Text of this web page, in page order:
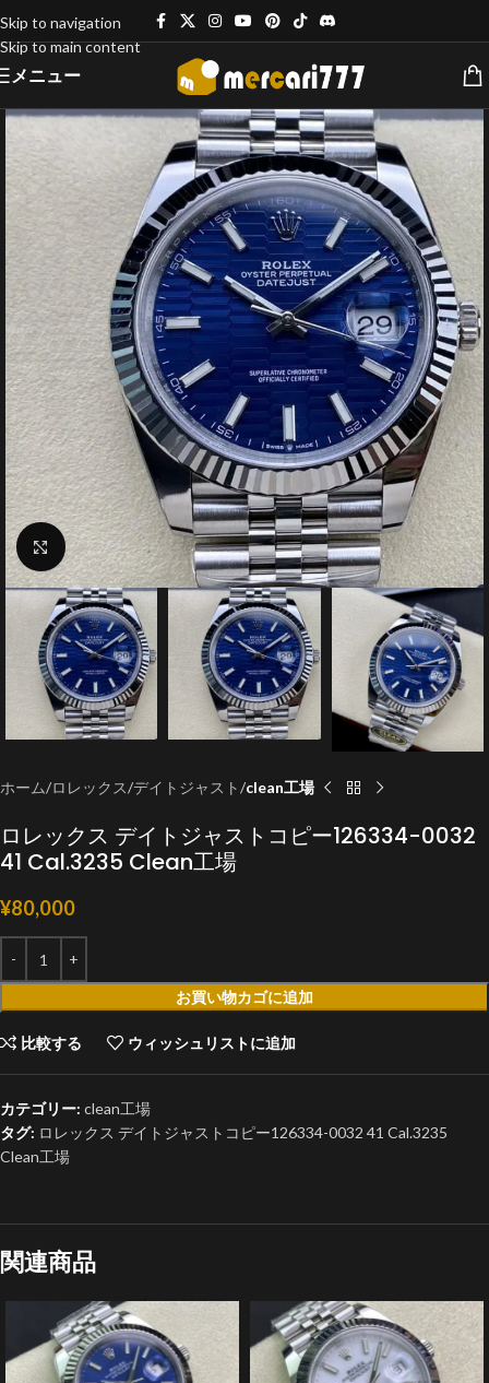
Skip to navigation
Skip to main content
メニュー
クリックで拡大
ホーム ロレックス デイトジャスト clean工場
ロレックス デイトジャストコピー126334-0032
41 Cal.3235 Clean工場
¥80,000
お買い物カゴに追加
比較する ウィッシュリストに追加
カテゴリー: clean工場
タグ: ロレックス デイトジャストコピー126334-0032 41 Cal.3235
Clean工場
関連商品